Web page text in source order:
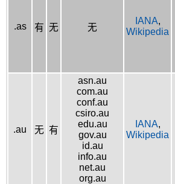
.as 有 无 无
IANA,
Wikipedia
.au 无 有
asn.au
com.au
conf.au
csiro.au
edu.au
gov.au
id.au
info.au
net.au
org.au
IANA,
Wikipedia